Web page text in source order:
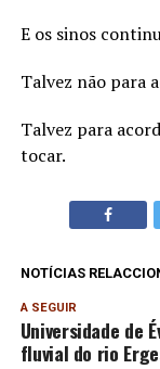
E os sinos
Talvez não para
Talvez para
tocar.
NOTÍCIAS
A SEGUIR
Universidade de
fluvial do rio